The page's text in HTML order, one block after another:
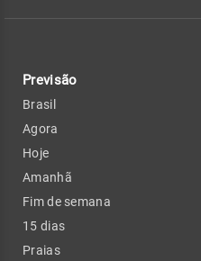
Previsão
Brasil
Agora
Hoje
Amanhã
Fim de semana
15 dias
Praias